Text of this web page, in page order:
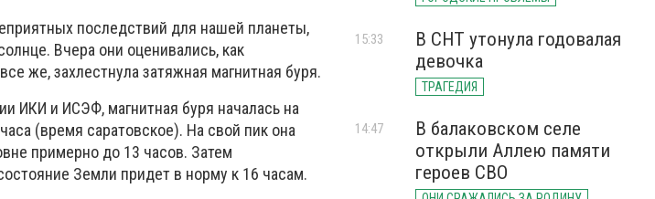
последствий для нашей планеты,
Вчера они оценивались, как
же, захлестнула затяжная магнитная буря.
ИКИ и ИСЭФ, магнитная буря началась на
(время саратовское). На свой пик она
примерно до 13 часов. Затем
Земли придет в норму к 16 часам.
В СНТ утонула годовалая
девочка
ТРАГЕДИЯ
15:33
В балаковском селе
открыли Аллею памяти
героев СВО
14:47